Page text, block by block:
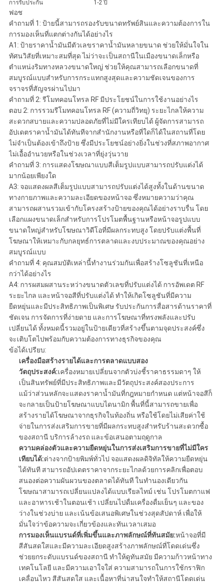
การรับประกัน 1-2 ปี
ฟอช
คำถามที่ 1: ป้ายนี้สามารถรองรับขนาดทรัพย์สินและความต้องการใน
การมองเห็นที่แตกต่างกันได้อย่างไร
A1: ป้ายราคาน้ำมันมีตัวเลขราคาน้ำมันหลายขนาด ช่วยให้มั่นใจใน
ทัศนวิสัยที่เหมาะสมที่สุด ไม่ว่าจะเป็นสถานีในเมืองขนาดเล็กหรือ
ตำแหน่งริมทางหลวงขนาดใหญ่ ช่วยให้คุณสามารถเลือกขนาดที่
สมบูรณ์แบบสำหรับการกระแทกสูงสุดและความชัดเจนของการ
จราจรที่สัญจรผ่านไปมา
คำถามที่ 2: รีโมทคอนโทรล RF มีประโยชน์ในการใช้งานอย่างไร
ตอบ 2: การรวมรีโมทคอนโทรล RF (ความถี่วิทยุ) ระยะไกลให้ความ
สะดวกสบายและความปลอดภัยที่ไม่มีใครเทียบได้ ผู้จัดการสามารถ
อัปเดตราคาน้ำมันได้ทันทีจากสำนักงานหรือที่ใดก็ได้ในสถานที่โดย
ไม่จำเป็นต้องเข้าถึงป้าย ซึ่งมีประโยชน์อย่างยิ่งในช่วงที่สภาพอากาศ
ไม่เอื้ออำนวยหรือในช่วงเวลาที่ยุ่งวุ่นวาย
คำถามที่ 3: การแสดงโฆษณาแบบสีเต็มรูปแบบสามารถปรับแต่งได้
มากน้อยเพียงใด
A3: จอแสดงผลสีเต็มรูปแบบสามารถปรับแต่งได้สูงทั้งในด้านขนาด
ทางกายภาพและความละเอียดของหน้าจอ ซึ่งหมายความว่าคุณ
สามารถผสานรวมเข้ากับโครงสร้างป้ายของคุณได้อย่างราบรื่น โดย
เลือกแผงขนาดเล็กสำหรับการโปรโมตพื้นฐานหรือหน้าจอรูปแบบ
ขนาดใหญ่สำหรับโฆษณาวิดีโอที่มีผลกระทบสูง โดยปรับแต่งพื้นที่
โฆษณาให้เหมาะกับกลยุทธ์การตลาดและงบประมาณของคุณอย่าง
สมบูรณ์แบบ
คำถามที่ 4: คุณสมบัติเหล่านี้ทำงานร่วมกันเพื่อสร้างโซลูชันที่เหนือ
กว่าได้อย่างไร
A4: การผสมผสานระหว่างขนาดตัวเลขที่ปรับแต่งได้ การอัพเดต RF
ระยะไกล และหน้าจอสีที่ปรับแต่งได้ ทำให้เกิดโซลูชันที่มีความ
ยืดหยุ่นและมีประสิทธิภาพเป็นพิเศษ รับประกันการสื่อสารด้านราคาที่
ชัดเจน การจัดการที่ง่ายดาย และการโฆษณาที่ทรงพลังและปรับ
เปลี่ยนได้ ทั้งหมดนี้รวมอยู่ในป้ายเดียวที่สร้างขึ้นตามจุดประสงค์ซึ่ง
จะเติบโตไปพร้อมกับความต้องการทางธุรกิจของคุณ
ข้อได้เปรียบ:
เครื่องมือสร้างรายได้และการตลาดแบบสอง
วัตถุประสงค์:เครื่องหมายเปลี่ยนจากตัวบ่งชี้ราคาธรรมดาๆ ให้
เป็นสินทรัพย์ที่มีประสิทธิภาพและมีวัตถุประสงค์สองประการ
แม้ว่าส่วนหลักจะแสดงราคาน้ำมันที่กฎหมายกำหนด แต่หน้าจอสีก็
จะกลายเป็นป้ายโฆษณาแบบไดนามิก พื้นที่นี้สามารถขายเพื่อ
สร้างรายได้โฆษณาจากธุรกิจในท้องถิ่น หรือใช้โดยไม่เสียค่าใช้
จ่ายในการส่งเสริมการขายที่มีผลกระทบสูงสำหรับร้านสะดวกซื้อ
ของสถานี บริการล้างรถ และข้อเสนอตามฤดูกาล
ความคล่องตัวและความยืดหยุ่นในการส่งเสริมการขายที่ไม่มีใคร
เทียบได้:ต่างจากป้ายพิมพ์ทั่วไป จอแสดงผลดิจิทัลให้ความยืดหยุ่น
ได้ทันที สามารถอัปเดตราคาจากระยะไกลด้วยการคลิกเพื่อตอบ
สนองต่อความผันผวนของตลาดได้ทันที ในทำนองเดียวกัน
โฆษณาสามารถเปลี่ยนแปลงได้แบบเรียลไทม์ เช่น โปรโมตกาแฟ
และอาหารเช้าในตอนเช้า เปลี่ยนไปดื่มเครื่องดื่มเย็นๆ และของ
ว่างในช่วงบ่าย และเน้นข้อเสนอพิเศษในช่วงสุดสัปดาห์ เพื่อให้
มั่นใจว่าข้อความจะเกี่ยวข้องและทันเวลาเสมอ
การมองเห็นแบรนด์ที่เพิ่มขึ้นและภาพลักษณ์ที่ทันสมัย:หน้าจอที่มี
สีสันสดใสและมีความละเอียดสูงสร้างภาพลักษณ์ที่โดดเด่นซึ่ง
ช่วยยกระดับแบรนด์ของสถานี ทำให้ดูทันสมัย ​​มีความก้าวหน้าทาง
เทคโนโลยี และมีความเอาใจใส่ ความสามารถในการใช้กราฟิก
เคลื่อนไหว สีสันสดใส และเนื้อหาที่น่าสนใจทำให้สถานีโดดเด่น